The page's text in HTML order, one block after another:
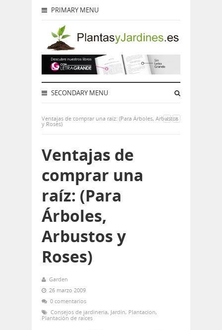
PRIMARY MENU
SECONDARY MENU
Ventajas de comprar una raíz: (Para Árboles, Arbustos
y Roses)
Ventajas de
comprar una
raíz: (Para
Árboles,
Arbustos y
Roses)
Garden
26 marzo 2009
0 comentarios
Consejos de jardineria, Jardín, Plantacion,
Plantación de raíces